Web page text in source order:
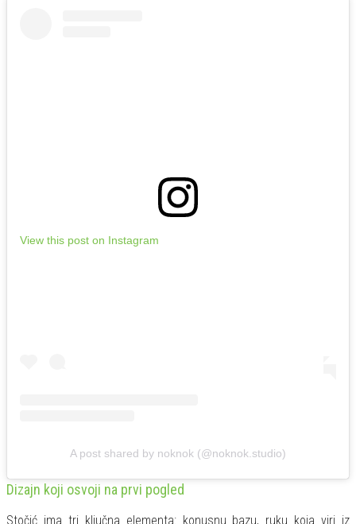
View this post on Instagram
A post shared by noknok (@noknok.studio)
Dizajn koji osvoji na prvi pogled
Stočić ima tri ključna elementa: konusnu bazu, ruku koja viri iz